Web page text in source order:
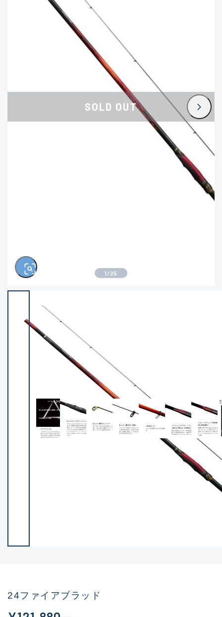
この条件で検索する
かなり使用感があり、全体的に
目立つ傷が多い品
D
著しく状態が悪いが使用はでき
るもの、改造品も含む
※ルアー、エギ、雑品、その他につきましては
ランク表記はございません。 状態は写真にてご
SOLD OUT
1 /25
24ファイアブラッド